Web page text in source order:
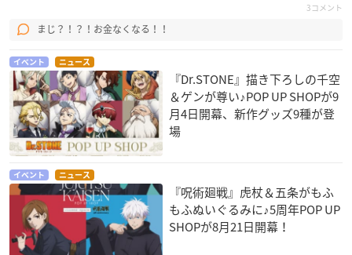
3コメント
まじ？！？！お金なくなる！！
イベント ニュース
『Dr.STONE』描き下ろしの千空
＆ゲンが尊い♪POP UP SHOPが9
月4日開幕、新作グッズ9種が登
場
イベント ニュース
『呪術廻戦』虎杖＆五条がもふ
もふぬいぐるみに♪5周年POP UP
SHOPが8月21日開幕！